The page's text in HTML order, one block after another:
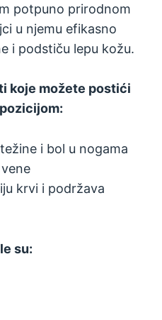
potpuno prirodnom
u njemu efikasno
i podstiču lepu kožu.
koje možete postići
i bol u nogama
krvi i podržava
su: